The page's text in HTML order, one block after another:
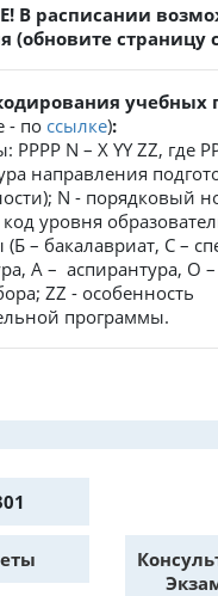
В расписании
(обновите страницу
учебных
- по ссылке):
PPPP N – X YY ZZ, где
направления
N - порядковый
уровня
– бакалавриат, С –
А – аспирантура, О
ZZ - особенность
программы.